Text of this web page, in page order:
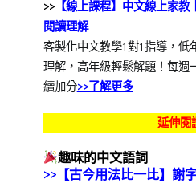
>>【線上課程】中文線上家教
閱讀理解
客製化中文教學1對1指導，低
理解，高年級輕鬆解題！每週
續加分>>了解更多
延伸閱
趣味的中文語詞
>>【古今用法比一比】謝